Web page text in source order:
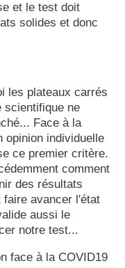
et le test doit
solides et donc
les plateaux carrés
scientifique ne
Face à la
opinion individuelle
ce premier critère.
comment
des résultats
avancer l'état
aussi le
notre test...
face à la COVID19